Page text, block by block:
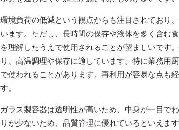
環境負荷の低減という観点からも注目されており
います。ただし、長時間の保存や液体を多く含む
を理解したうえで使用されることが望ましいです
り、高温調理や保存に適しています。特に業務用
で使われることがあります。再利用が容易な点も
す。
ガラス製容器は透明性が高いため、中身が一目で
りが少ないため、品質管理に優れているといえま